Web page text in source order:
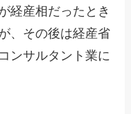
経産相だったとき
、その後は経産省
ンサルタント業に